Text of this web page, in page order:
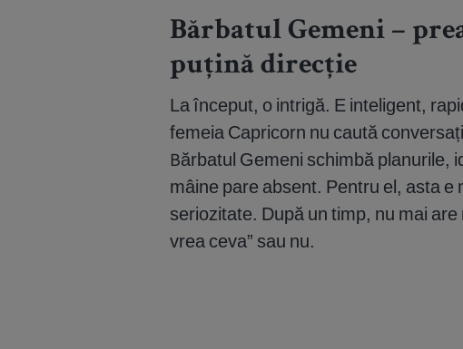
Bărbatul Gemeni –
puțină direcție
La început, o intrigă. E inteligent,
femeia Capricorn nu caută
Bărbatul Gemeni schimbă planurile,
mâine pare absent. Pentru el, asta e
seriozitate. După un timp, nu mai
vrea ceva” sau nu.